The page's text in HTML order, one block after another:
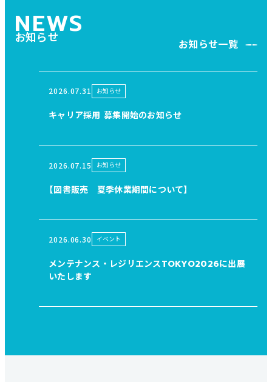
NEWS
お知らせ お知らせ一覧
2026.07.31 お知らせ
キャリア採用 募集開始のお知らせ
2026.07.15 お知らせ
【図書販売 夏季休業期間について】
2026.06.30 イベント
メンテナンス・レジリエンスTOKYO2026に出展
いたします